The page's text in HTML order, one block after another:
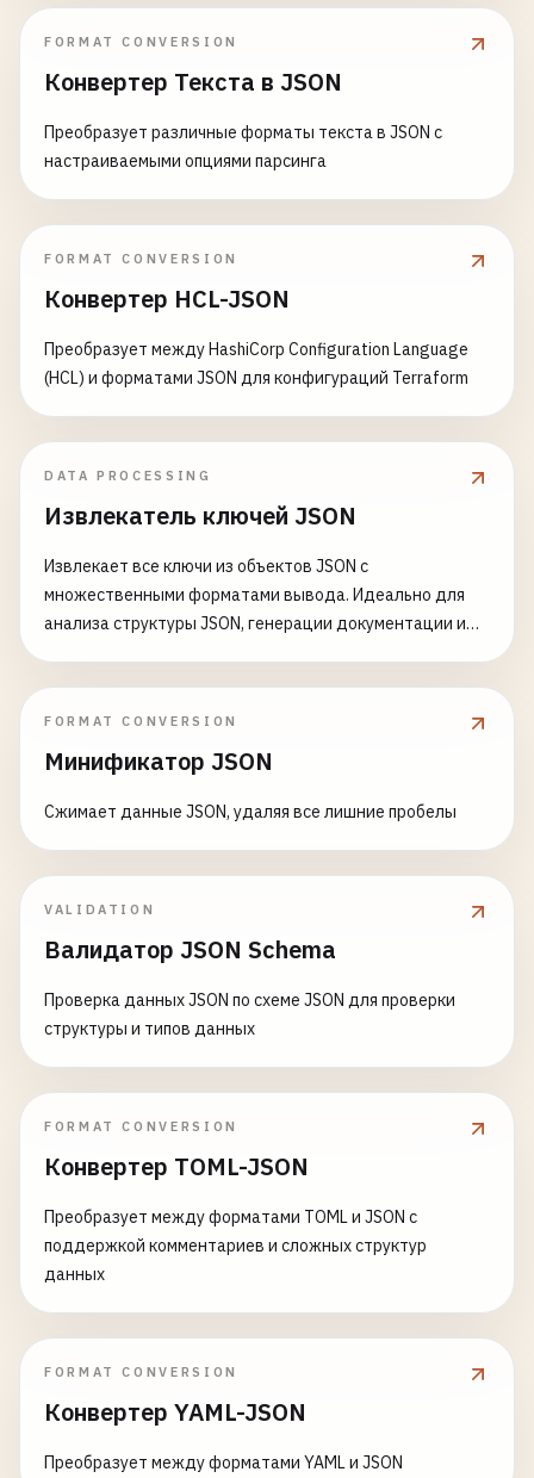
FORMAT CONVERSION
Конвертер Текста в JSON
Преобразует различные форматы текста в JSON с
настраиваемыми опциями парсинга
FORMAT CONVERSION
Конвертер HCL-JSON
Преобразует между HashiCorp Configuration Language
(HCL) и форматами JSON для конфигураций Terraform
DATA PROCESSING
Извлекатель ключей JSON
Извлекает все ключи из объектов JSON с
множественными форматами вывода. Идеально для
анализа структуры JSON, генерации документации и
FORMAT CONVERSION
Минификатор JSON
Сжимает данные JSON, удаляя все лишние пробелы
VALIDATION
Валидатор JSON Schema
Проверка данных JSON по схеме JSON для проверки
структуры и типов данных
FORMAT CONVERSION
Конвертер TOML-JSON
Преобразует между форматами TOML и JSON с
поддержкой комментариев и сложных структур
данных
FORMAT CONVERSION
Конвертер YAML-JSON
Преобразует между форматами YAML и JSON